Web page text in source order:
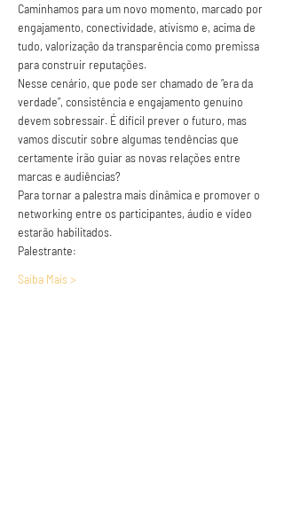
Caminhamos para um novo momento, marcado por
engajamento, conectividade, ativismo e, acima de
tudo, valorização da transparência como premissa
para construir reputações.
Nesse cenário, que pode ser chamado de “era da
verdade”, consistência e engajamento genuíno
devem sobressair. É difícil prever o futuro, mas
vamos discutir sobre algumas tendências que
certamente irão guiar as novas relações entre
marcas e audiências?
Para tornar a palestra mais dinâmica e promover o
networking entre os participantes, áudio e vídeo
estarão habilitados.
Palestrante:
Saiba Mais >